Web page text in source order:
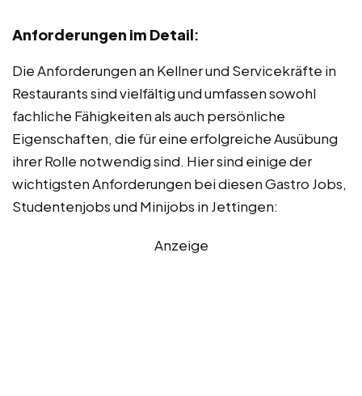
Anforderungen im Detail:
Die Anforderungen an Kellner und Servicekräfte in
Restaurants sind vielfältig und umfassen sowohl
fachliche Fähigkeiten als auch persönliche
Eigenschaften, die für eine erfolgreiche Ausübung
ihrer Rolle notwendig sind. Hier sind einige der
wichtigsten Anforderungen bei diesen Gastro Jobs,
Studentenjobs und Minijobs in Jettingen:
Anzeige